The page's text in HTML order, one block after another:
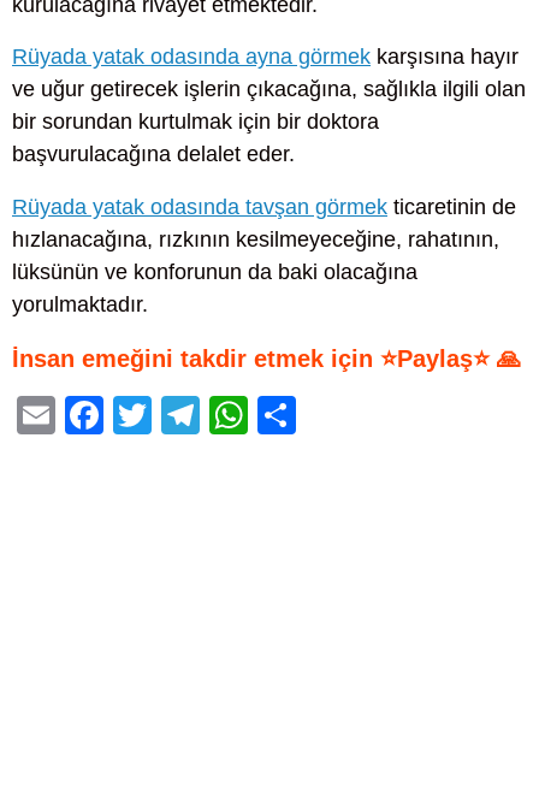
kurulacağına rivayet etmektedir.
Rüyada yatak odasında ayna görmek karşısına hayır
ve uğur getirecek işlerin çıkacağına, sağlıkla ilgili olan
bir sorundan kurtulmak için bir doktora
başvurulacağına delalet eder.
Rüyada yatak odasında tavşan görmek ticaretinin de
hızlanacağına, rızkının kesilmeyeceğine, rahatının,
lüksünün ve konforunun da baki olacağına
yorulmaktadır.
İnsan emeğini takdir etmek için ⭐Paylaş⭐ 🙏
E
F
T
T
W